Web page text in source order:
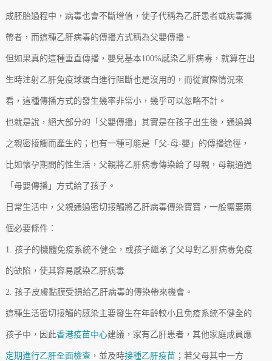
成胚胎過程中，病毒也會不斷增值，使子代稱為乙肝患者或病毒攜
帶者，而這種乙肝病毒的傳播方式稱為父嬰傳播。
但如果真的這種垂直傳播，嬰兒基本100%感染乙肝病毒，就算在出
生時注射乙肝免疫球蛋白進行阻斷也是沒用的，而從實際情況來
看，這種傳播方式的發生幾率非常小，幾乎可以忽略不計。
也就是說，絕大部分的「父嬰傳播」其實是在孩子出生後，通過與
之親密接觸而產生的；也有一種可能是「父-母-嬰」的傳播途徑，
比如懷孕期間的性生活，父親將乙肝病毒傳染給了母親，母親通過
「母嬰傳播」方式給了孩子。
日常生活中，父親通過密切接觸將乙肝病毒傳染寶寶，一般需要兩
個必要條件：
1. 孩子的機體免疫系統不健全，或孩子繼承了父母對乙肝病毒免疫
的缺陷，使其容易感染乙肝病毒
2. 孩子皮膚黏膜受損給乙肝病毒的傳染帶來機會。
這種生活密切接觸的感染主要發生在年齡較小且免疫系統不健全的
孩子中，因此香港疫苗中心建議，家有乙肝患者，其他家庭成員應
定期進行乙肝全面檢查，並及時接種乙肝疫苗；若父母其中一方